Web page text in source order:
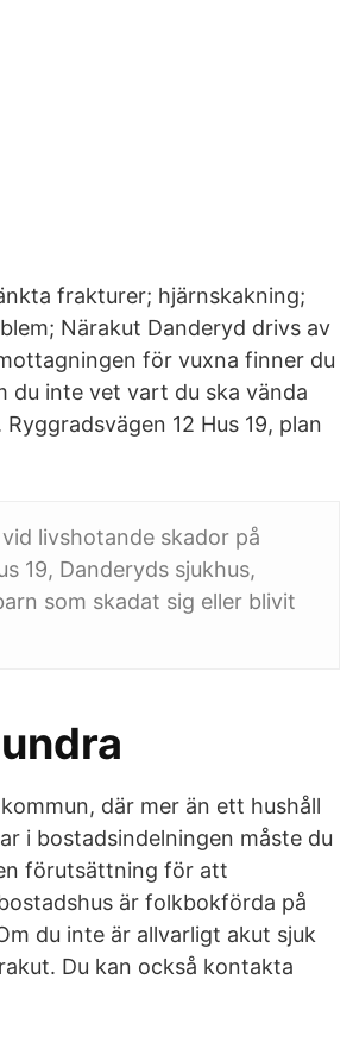
frakturer; hjärnskakning;
Närakut Danderyd drivs av
för vuxna finner du
du inte vet vart du ska vända
12 Hus 19, plan
livshotande skador på
19, Danderyds sjukhus,
som skadat sig eller blivit
där mer än ett hushåll
i bostadsindelningen måste du
förutsättning för att
är folkbokförda på
du inte är allvarligt akut sjuk
Du kan också kontakta